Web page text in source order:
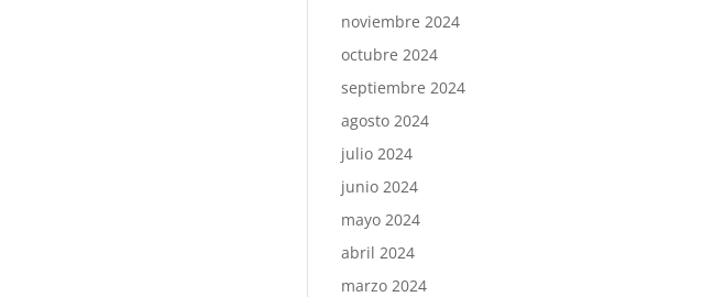
noviembre 2024
octubre 2024
septiembre 2024
agosto 2024
julio 2024
junio 2024
mayo 2024
abril 2024
marzo 2024